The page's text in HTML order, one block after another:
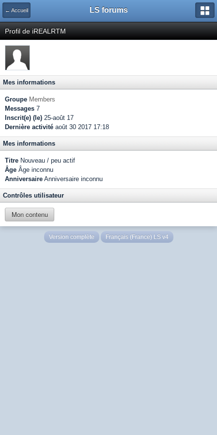
← Accueil LS forums
Profil de iREALRTM
Mes informations
Groupe Members
Messages 7
Inscrit(e) (le) 25-août 17
Dernière activité août 30 2017 17:18
Mes informations
Titre Nouveau / peu actif
Âge Âge inconnu
Anniversaire Anniversaire inconnu
Contrôles utilisateur
Mon contenu
Version complète Français (France) LS v4